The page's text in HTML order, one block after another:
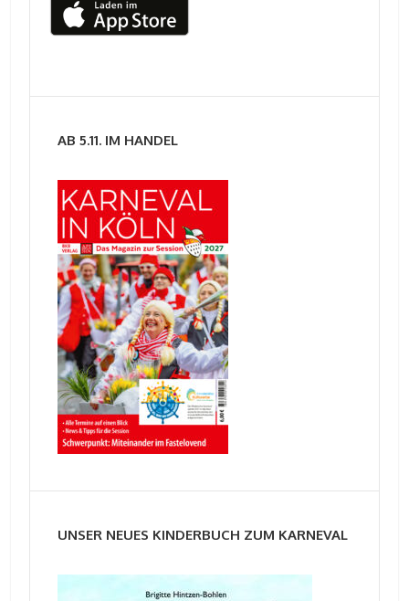
AB 5.11. IM HANDEL
UNSER NEUES KINDERBUCH ZUM KARNEVAL